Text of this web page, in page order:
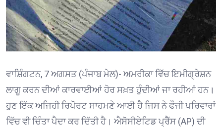
ਵਾਸ਼ਿੰਗਟਨ, 7 ਅਗਸਤ (ਪੰਜਾਬ ਮੇਲ)- ਅਮਰੀਕਾ ਵਿੱਚ ਇਮੀਗ੍ਰੇਸ਼ਨ
ਲਾਗੂ ਕਰਨ ਦੀਆਂ ਕਾਰਵਾਈਆਂ ਹੋਰ ਸਖ਼ਤ ਹੁੰਦੀਆਂ ਜਾ ਰਹੀਆਂ ਹਨ।
ਹੁਣ ਇੱਕ ਅਜਿਹੀ ਰਿਪੋਰਟ ਸਾਹਮਣੇ ਆਈ ਹੈ ਜਿਸ ਨੇ ਫੌਜੀ ਪਰਿਵਾਰਾਂ
ਵਿੱਚ ਵੀ ਚਿੰਤਾ ਪੈਦਾ ਕਰ ਦਿੱਤੀ ਹੈ। ਐਸੋਸੀਏਟਿਡ ਪ੍ਰੈੱਸ (AP) ਦੀ